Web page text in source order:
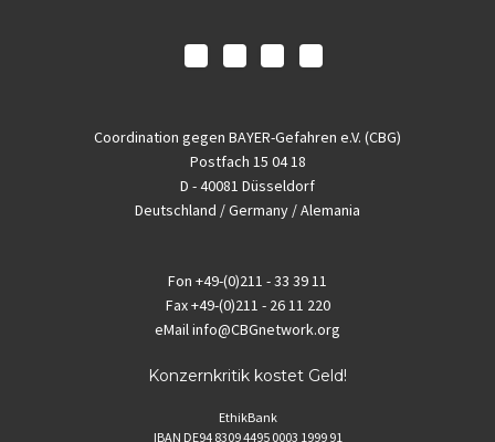
Coordination gegen BAYER-Gefahren e.V. (CBG)
Postfach 15 04 18
D - 40081 Düsseldorf
Deutschland / Germany / Alemania
Fon +49-(0)211 - 33 39 11
Fax+49-(0)211 - 26 11 220
eMailinfo@CBGnetwork.org
Konzernkritik kostet Geld!
EthikBank
IBAN DE94 8309 4495 0003 1999 91